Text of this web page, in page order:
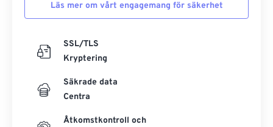
Läs mer om vårt engagemang för säkerhet
SSL/TLS
Kryptering
Säkrade data
Centra
Åtkomstkontroll och